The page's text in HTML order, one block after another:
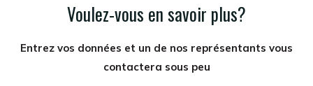
Voulez-vous en savoir plus?
Entrez vos données et un de nos représentants vous
contactera sous peu